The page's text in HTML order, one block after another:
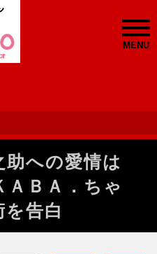
MENU
助への愛情は
ＢＡ．ちゃ
告白